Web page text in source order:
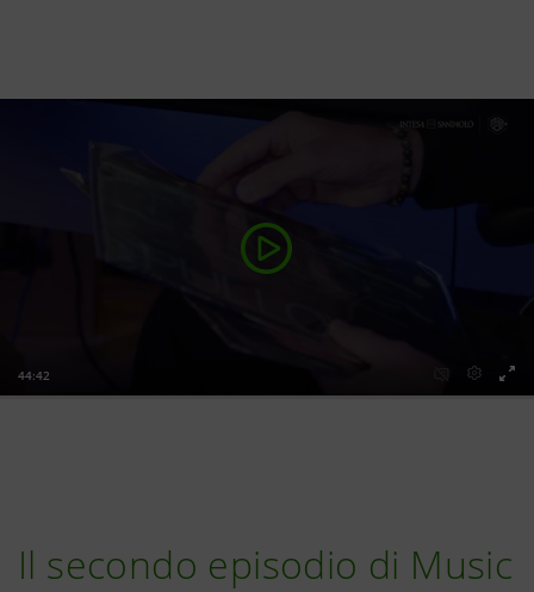
Il secondo episodio di Music